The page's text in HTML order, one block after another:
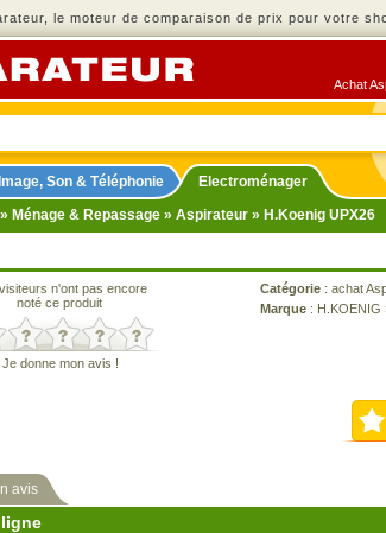
le moteur de comparaison de prix pour votre
Achat
Image, Son & Téléphonie
Electroménager
» Ménage & Repassage » Aspirateur » H.Koenig UPX26
n'ont pas encore
noté ce produit
Je donne mon avis !
Catégorie : achat
Marque : H.KOENIG
avis